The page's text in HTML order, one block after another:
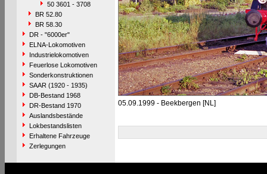
50 3601 - 3708
BR 52.80
BR 58.30
DR - "6000er"
ELNA-Lokomotiven
Industrielokomotiven
Feuerlose Lokomotiven
Sonderkonstruktionen
SAAR (1920 - 1935)
DB-Bestand 1968
DR-Bestand 1970
Auslandsbestände
Lokbestandslisten
Erhaltene Fahrzeuge
Zerlegungen
05.09.1999 - Beekbergen [NL]